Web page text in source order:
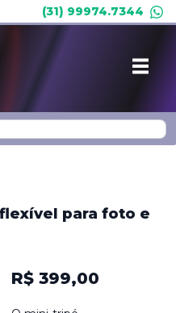
(31) 99974.7344
para foto e
R$ 399,00